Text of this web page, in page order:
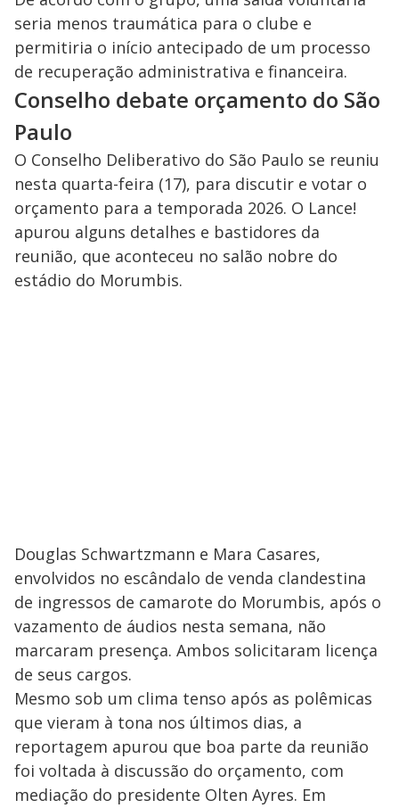
seria menos traumática para o clube e
permitiria o início antecipado de um processo
de recuperação administrativa e financeira.
Conselho debate orçamento do São
Paulo
O Conselho Deliberativo do São Paulo se reuniu
nesta quarta-feira (17), para discutir e votar o
orçamento para a temporada 2026. O Lance!
apurou alguns detalhes e bastidores da
reunião, que aconteceu no salão nobre do
estádio do Morumbis.
Douglas Schwartzmann e Mara Casares,
envolvidos no escândalo de venda clandestina
de ingressos de camarote do Morumbis, após o
vazamento de áudios nesta semana, não
marcaram presença. Ambos solicitaram licença
de seus cargos.
Mesmo sob um clima tenso após as polêmicas
que vieram à tona nos últimos dias, a
reportagem apurou que boa parte da reunião
foi voltada à discussão do orçamento, com
mediação do presidente Olten Ayres. Em